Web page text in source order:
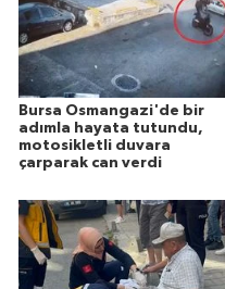
Bursa Osmangazi'de bir
adımla hayata tutundu,
motosikletli duvara
çarparak can verdi